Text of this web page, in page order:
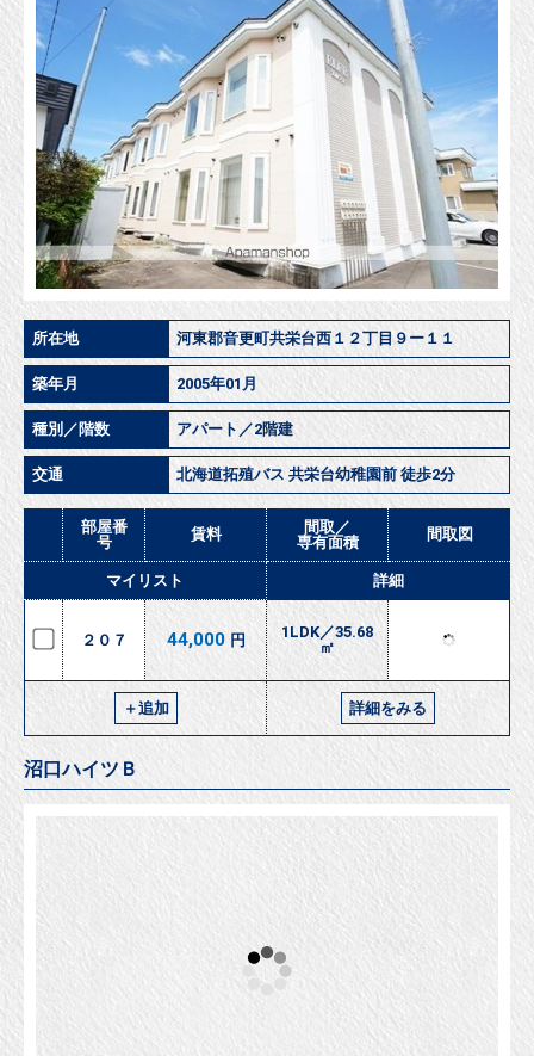
ＥＬＦＥ
所在地 河東郡音更町共栄台西１２丁目９ー１１
築年月 2005年01月
種別／階数 アパート／2階建
交通 北海道拓殖バス 共栄台幼稚園前 徒歩2分
部屋番
間取／
専有面積
マイリスト 詳細
44,000
1LDK／35.68
㎡
詳細をみる